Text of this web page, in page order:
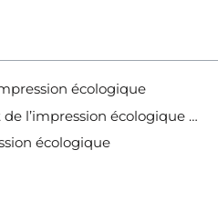
écologique
Analyse de l’impact de l’impression écologique sur l’environnement
écologique